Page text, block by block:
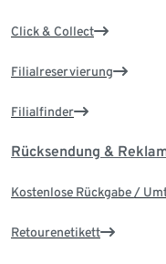
Click & Collect
Filialreservierung
Filialfinder
Rücksendung &
Kostenlose Rückgabe /
Retourenetikett